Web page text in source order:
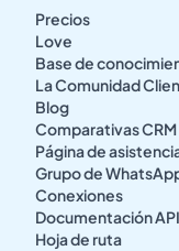
Precios
Love
Base de
La Comunidad
Blog
Comparativas CRM
Página de
Grupo de
Conexiones
Documentación API
Hoja de ruta